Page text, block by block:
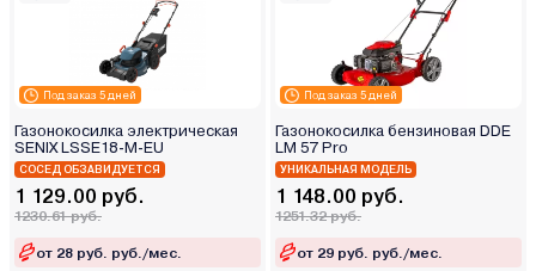
Под заказ 5 дней
Газонокосилка электрическая
SENIX LSSE18-M-EU
СОСЕД ОБЗАВИДУЕТСЯ
1 129.00 руб.
1230.61 руб.
от 28 руб. руб./мес.
Под заказ 5 дней
Газонокосилка бензиновая DDE
LM 57 Pro
УНИКАЛЬНАЯ МОДЕЛЬ
1 148.00 руб.
1251.32 руб.
от 29 руб. руб./мес.